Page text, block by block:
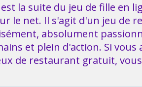
la suite du jeu de fille en
le net. Il s'agit d'un jeu de
absolument
et plein d'action. Si vous
de restaurant gratuit,